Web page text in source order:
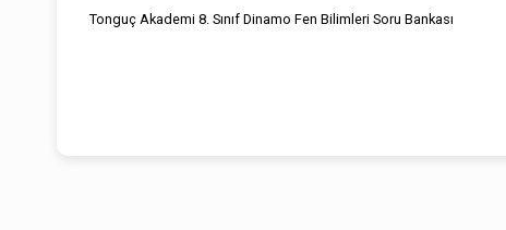
Tonguç Akademi 8. Sınıf Dinamo Fen Bilimleri Soru Bankası